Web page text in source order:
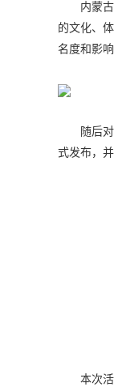
内蒙
的文化、
名度和影
随后
式发布，
本次